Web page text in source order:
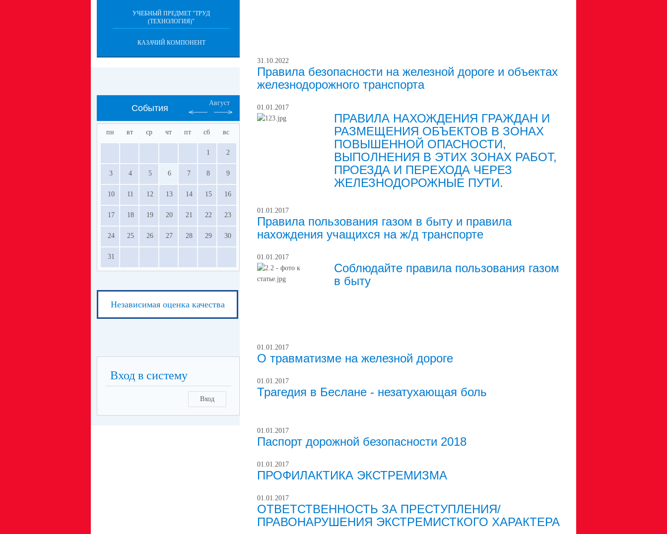
31.10.2022
Правила безопасности на железной дороге и объектах
железнодорожного транспорта
01.01.2017
ПРАВИЛА НАХОЖДЕНИЯ ГРАЖДАН И
РАЗМЕЩЕНИЯ ОБЪЕКТОВ В ЗОНАХ
ПОВЫШЕННОЙ ОПАСНОСТИ,
ВЫПОЛНЕНИЯ В ЭТИХ ЗОНАХ РАБОТ,
ПРОЕЗДА И ПЕРЕХОДА ЧЕРЕЗ
ЖЕЛЕЗНОДОРОЖНЫЕ ПУТИ.
01.01.2017
Правила пользования газом в быту и правила
нахождения учащихся на ж/д транспорте
01.01.2017
Соблюдайте правила пользования газом
в быту
01.01.2017
О травматизме на железной дороге
01.01.2017
Трагедия в Беслане - незатухающая боль
01.01.2017
Паспорт дорожной безопасности 2018
01.01.2017
ПРОФИЛАКТИКА ЭКСТРЕМИЗМА
01.01.2017
ОТВЕТСТВЕННОСТЬ ЗА ПРЕСТУПЛЕНИЯ/
ПРАВОНАРУШЕНИЯ ЭКСТРЕМИСТКОГО ХАРАКТЕРА
УЧЕБНЫЙ ПРЕДМЕТ "ТРУД
(ТЕХНОЛОГИЯ)"
КАЗАЧИЙ КОМПОНЕНТ
События
Август
пн вт ср чт пт сб вс
1 2
3 4 5 6 7 8 9
10 11 12 13 14 15 16
17 18 19 20 21 22 23
24 25 26 27 28 29 30
31
Независимая оценка качества
Вход в систему
Вход